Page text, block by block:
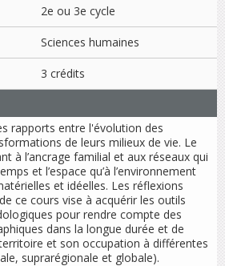
2e ou 3e cycle
Sciences humaines
3 crédits
rapports entre l'évolution des
de leurs milieux de vie. Le
à l’ancrage familial et aux réseaux qui
et l’espace qu’à l’environnement
et idéelles. Les réflexions
ce cours vise à acquérir les outils
pour rendre compte des
dans la longue durée et de
et son occupation à différentes
suprarégionale et globale).